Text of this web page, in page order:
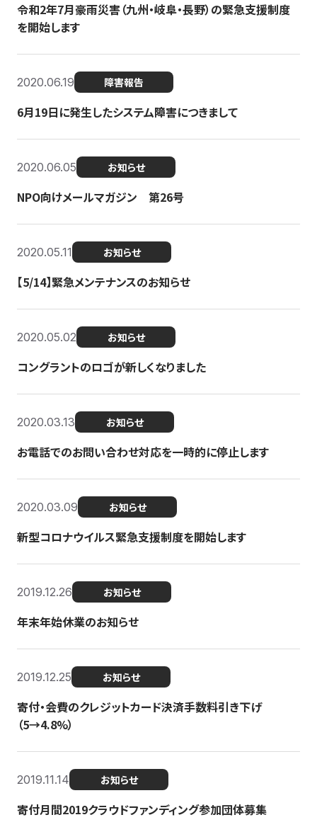
令和2年7月豪雨災害（九州・岐阜・長野）の緊急支援制度
を開始します
2020.06.19 障害報告
6月19日に発生したシステム障害につきまして
2020.06.05 お知らせ
NPO向けメールマガジン 第26号
2020.05.11 お知らせ
【5/14】緊急メンテナンスのお知らせ
2020.05.02 お知らせ
コングラントのロゴが新しくなりました
2020.03.13 お知らせ
お電話でのお問い合わせ対応を一時的に停止します
2020.03.09 お知らせ
新型コロナウイルス緊急支援制度を開始します
2019.12.26 お知らせ
年末年始休業のお知らせ
2019.12.25 お知らせ
寄付・会費のクレジットカード決済手数料引き下げ
（5→4.8%）
2019.11.14 お知らせ
寄付月間2019クラウドファンディング参加団体募集